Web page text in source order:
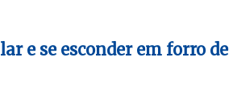
e se esconder em forro de